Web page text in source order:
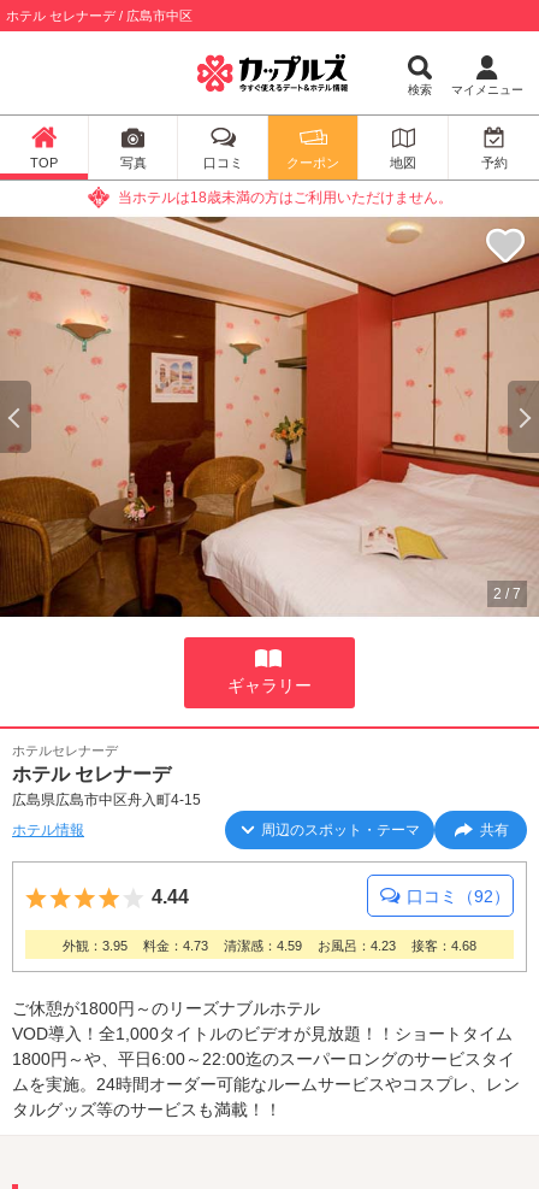
ホテル セレナーデ / 広島市中区
検索 マイメニュー
TOP 写真 口コミ クーポン 地図 予約
当ホテルは18歳未満の方はご利用いただけません。
2 /7
ギャラリー
ホテルセレナーデ
ホテル セレナーデ
広島県広島市中区舟入町4-15
ホテル情報
周辺のスポット・テーマ 共有
5つ星のうち4
4.44 口コミ（92）
外観：3.95 料金：4.73 清潔感：4.59 お風呂：4.23 接客：4.68
ご休憩が1800円～のリーズナブルホテル
VOD導入！全1,000タイトルのビデオが見放題！！ショートタイム
1800円～や、平日6:00～22:00迄のスーパーロングのサービスタイ
ムを実施。24時間オーダー可能なルームサービスやコスプレ、レン
タルグッズ等のサービスも満載！！